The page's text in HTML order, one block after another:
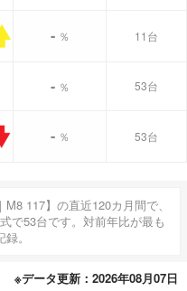
- ％ 11台
- ％ 53台
- ％ 53台
117】の直近120カ月間で、
で53台です。対前年比が最も
。
※データ更新：2026年08月07日